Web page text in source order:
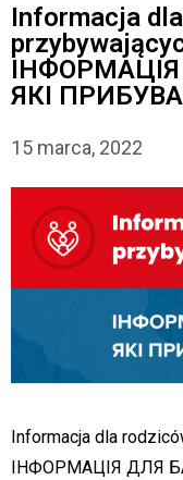
Informacja
ЯКІ
15 marca, 2022
Informacja dla
ІНФОРМАЦІЯ ДЛЯ